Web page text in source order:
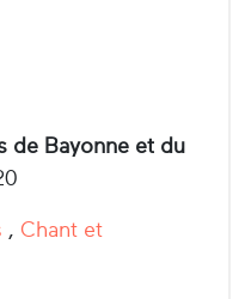
de Bayonne et du
, Chant et